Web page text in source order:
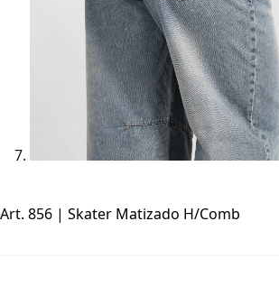
Art. 856 | Skater Matizado H/Comb